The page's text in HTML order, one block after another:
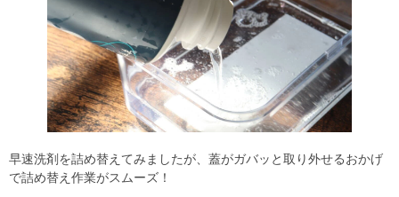
早速洗剤を詰め替えてみましたが、蓋がガバッと取り外せるおかげ
で詰め替え作業がスムーズ！